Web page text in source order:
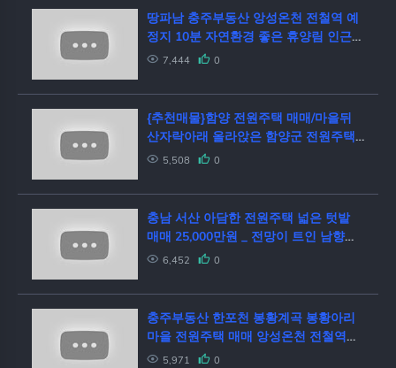
땅파남 충주부동산 앙성온천 전철역 예
정지 10분 자연환경 좋은 휴양림 인근
주말주택,전원주택 매매 앞쪽 확트인 전
원주택 매매
7,444 0
{추천매물}함양 전원주택 매매/마을뒤
산자락아래 올라앉은 함양군 전원주택
매매/싼 함양 촌집 매매/접근성 최고의
의면부동산)
5,508 0
충남 서산 아담한 전원주택 넓은 텃밭
매매 25,000만원 _ 전망이 트인 남향집
과 신축가능한 토지매물 한국전원주택
6,452 0
충주부동산 한포천 봉황계곡 봉황아리
마을 전원주택 매매 앙성온천 전철역에
서 8km 북충주ic에서 10분 수도권출발
5,971 0